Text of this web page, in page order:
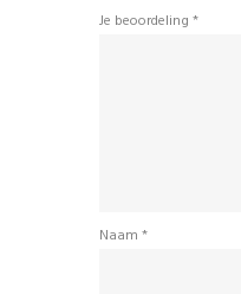
Je beoordeling *
Naam *